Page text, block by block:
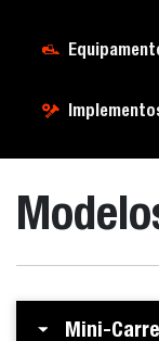
Mini-